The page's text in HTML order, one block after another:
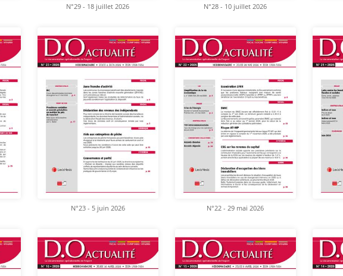
N°29 - 18 juillet 2026 N°28 - 10 juillet 2026
N°23 - 5 juin 2026 N°22 - 29 mai 2026